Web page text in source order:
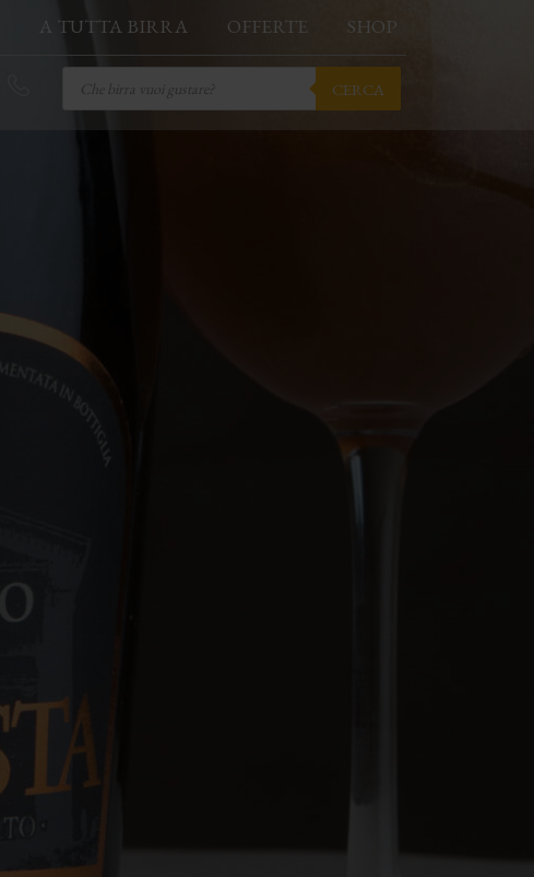
A TUTTA BIRRA OFFERTE SHOP
search CERCA